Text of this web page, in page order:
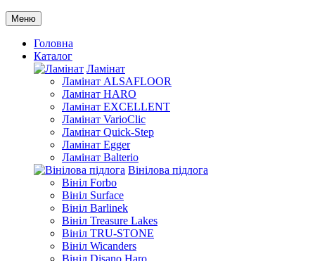
Меню
Головна
Каталог
Ламінат
Ламінат ALSAFLOOR
Ламінат HARO
Ламінат EXCELLENT
Ламінат VarioClic
Ламінат Quick-Step
Ламінат Egger
Ламінат Balterio
Вінілова підлога
Вініл Forbo
Вініл Surface
Вініл Barlinek
Вініл Treasure Lakes
Вініл TRU-STONE
Вініл Wicanders
Вініл Disano Haro